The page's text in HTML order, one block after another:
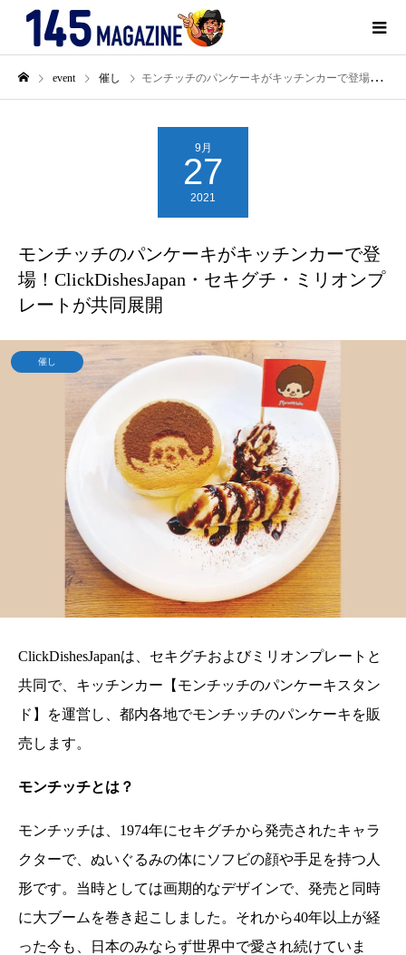
event 催し モンチッチのパンケーキがキッチンカーで登場！ClickDishesJapan・セキグチ・ミリオンプレートが共同展開
9月
27
2021
モンチッチのパンケーキがキッチンカーで登
場！ClickDishesJapan・セキグチ・ミリオンプ
レートが共同展開
催し
ClickDishesJapanは、セキグチおよびミリオンプレートと
共同で、キッチンカー【モンチッチのパンケーキスタン
ド】を運営し、都内各地でモンチッチのパンケーキを販
売します。
モンチッチとは？
モンチッチは、1974年にセキグチから発売されたキャラ
クターで、ぬいぐるみの体にソフビの顔や手足を持つ人
形です。当時としては画期的なデザインで、発売と同時
に大ブームを巻き起こしました。それから40年以上が経
った今も、日本のみならず世界中で愛され続けていま